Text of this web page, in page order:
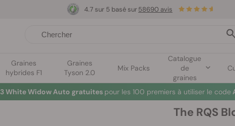
Graines
hybrides F1
Graines
Tyson 2.0
Mix Packs
Catalogue
de
graines
4.7 sur 5 basé sur58690 avis
3 White Widow Auto gratuites pour les 100 premiers à utiliser le code
The RQS